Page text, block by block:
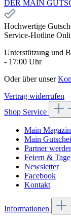
DER MAIN
Hochwertige
Service-Hotline
Unterstützung und
- 17:00 Uhr
Oder über unser
Vertrag widerrufen
Shop Service
Main Magazin
Main
Partner
Feiern &
Newsletter
Facebook
Kontakt
Informationen